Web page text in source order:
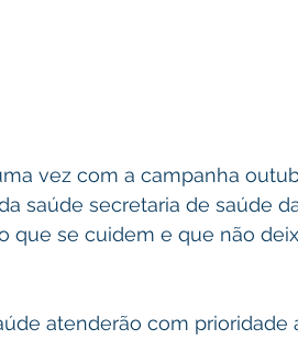
vez com a campanha
saúde secretaria de saúde
que se cuidem e que não
atenderão com prioridade